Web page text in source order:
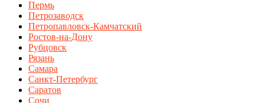
Пермь
Петрозаводск
Петропавловск-Камчатский
Ростов-на-Дону
Рубцовск
Рязань
Самара
Санкт-Петербург
Саратов
Сочи